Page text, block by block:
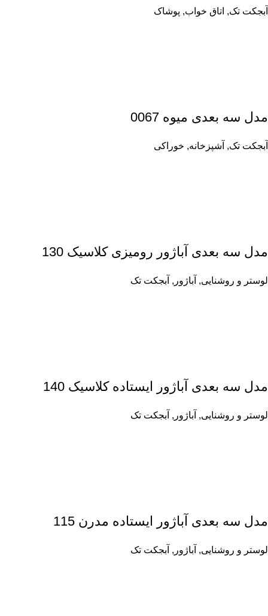
آبجکت تک, اتاق خواب, پوشاک
مدل سه بعدی میوه 0067
آبجکت تک, آشپزخانه, خوراکی
مدل سه بعدی آباژور رومیزی کلاسیک 130
لوستر و روشنایی, آباژور , آبجکت تک
مدل سه بعدی آباژور ایستاده کلاسیک 140
لوستر و روشنایی, آباژور , آبجکت تک
مدل سه بعدی آباژور ایستاده مدرن 115
لوستر و روشنایی, آباژور , آبجکت تک